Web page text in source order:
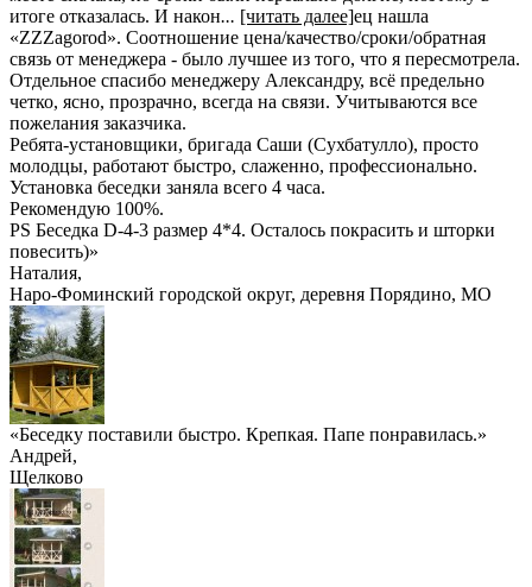
итоге отказалась. И након... [читать далее]ец нашла
«ZZZagorod». Соотношение цена/качество/сроки/обратная
связь от менеджера - было лучшее из того, что я пересмотрела.
Отдельное спасибо менеджеру Александру, всё предельно
четко, ясно, прозрачно, всегда на связи. Учитываются все
пожелания заказчика.
Ребята-установщики, бригада Саши (Сухбатулло), просто
молодцы, работают быстро, слаженно, профессионально.
Установка беседки заняла всего 4 часа.
Рекомендую 100%.
PS Беседка D-4-3 размер 4*4. Осталось покрасить и шторки
повесить)»
Наталия,
Наро-Фоминский городской округ, деревня Порядино, МО
«Беседку поставили быстро. Крепкая. Папе понравилась.»
Андрей,
Щелково